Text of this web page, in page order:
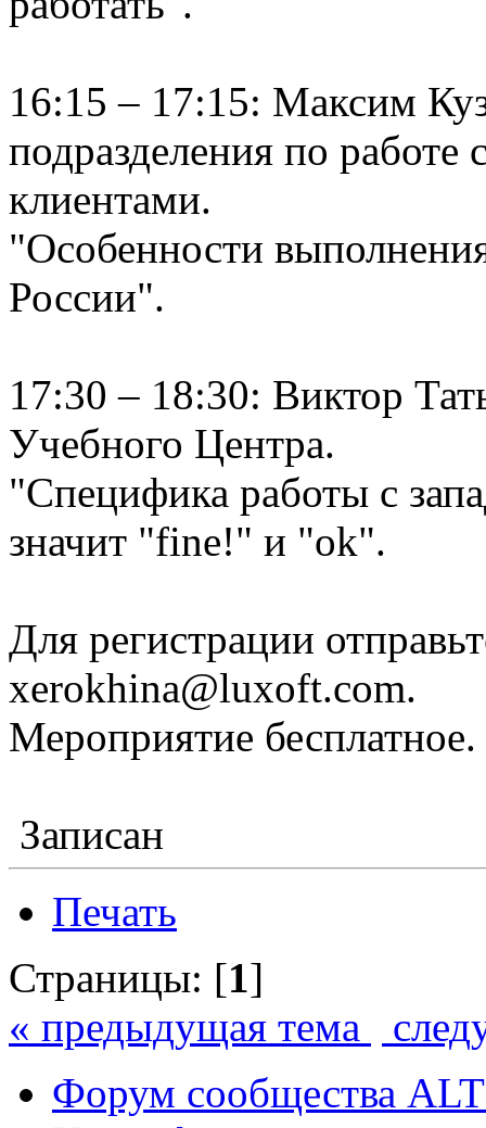
16:15 – 17:15: Максим
подразделения по работе
клиентами.
"Особенности
России".
17:30 – 18:30: Виктор
Учебного Центра.
"Специфика работы с
значит "fine!" и "ok".
Для регистрации
xerokhina@luxoft.com.
Мероприятие бесплатное.
Записан
Печать
Страницы: [1]
« предыдущая тема
Форум сообщества